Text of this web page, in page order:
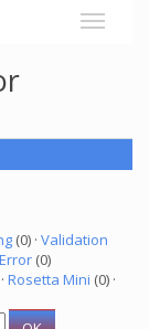
(0) · Validation
Error (0)
Rosetta Mini (0) ·